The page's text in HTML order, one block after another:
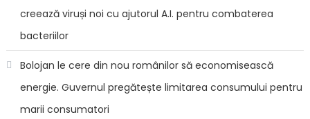
creează viruși noi cu ajutorul A.I. pentru combaterea
bacteriilor
Bolojan le cere din nou românilor să economisească
energie. Guvernul pregătește limitarea consumului pentru
marii consumatori